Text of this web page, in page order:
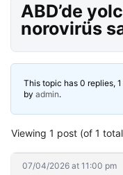
ABD’de
norovirüs
This topic has 0 replies,
by admin.
Viewing 1 post (of 1
07/04/2026 at 11:00 pm